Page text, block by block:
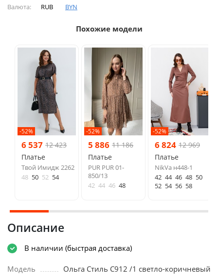
Валюта: RUB BYN
Похожие модели
-52%
6 537 12 423
Платье
Твой Имидж 2262
48 50 52 54
-52%
5 886 11 186
Платье
PUR PUR 01-
850/13
42 44 46 48
-52%
6 824 12 969
Платье
NikVa н448-1
42 44 46 48 50
52 54 56 58
Описание
В наличии (быстрая доставка)
Модель
Ольга Стиль С912 /1 светло-коричневый